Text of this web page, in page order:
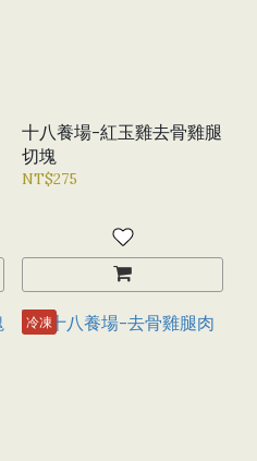
十八養場-紅玉雞去骨雞腿
切塊
NT$275
冷凍